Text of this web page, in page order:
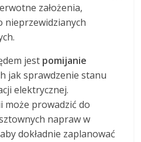
założenia,
nieprzewidzianych
jest pomijanie
jak sprawdzenie stanu
elektrycznej.
może prowadzić do
napraw w
dokładnie zaplanować